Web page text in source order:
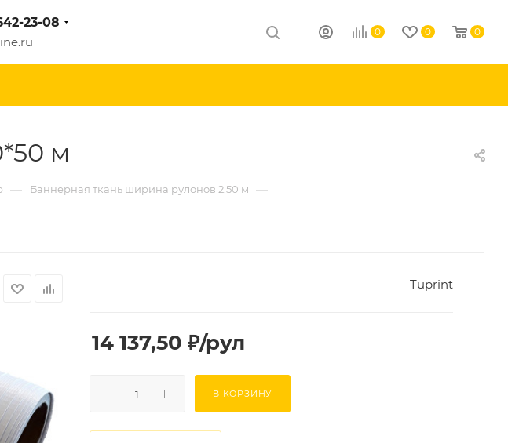
23-08
0 0 0
м
— Баннерная ткань ширина рулонов 2,50 м —
Tuprint
14 137,50 ₽/рул
В КОРЗИНУ